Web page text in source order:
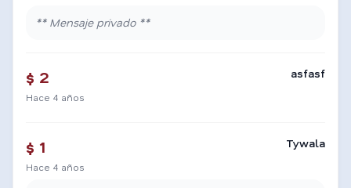
** Mensaje privado **
$ 2
Hace 4 años
asfasf
$ 1
Hace 4 años
Tywala